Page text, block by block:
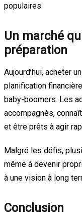
populaires.
Un marché
préparation
Aujourd’hui, acheter
planification
baby-boomers. Les
accompagnés,
et être prêts à agir
Malgré les défis,
même à devenir
à une vision à long
Conclusion